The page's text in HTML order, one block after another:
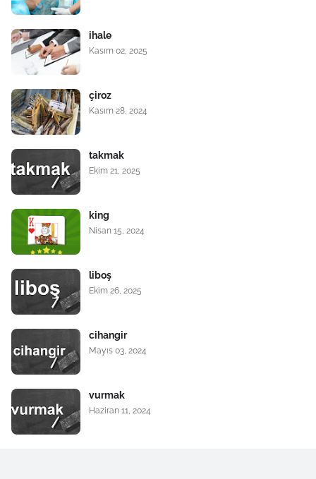
ihale
Kasım 02, 2025
çiroz
Kasım 28, 2024
takmak
Ekim 21, 2025
king
Nisan 15, 2024
liboş
Ekim 26, 2025
cihangir
Mayıs 03, 2024
vurmak
Haziran 11, 2024